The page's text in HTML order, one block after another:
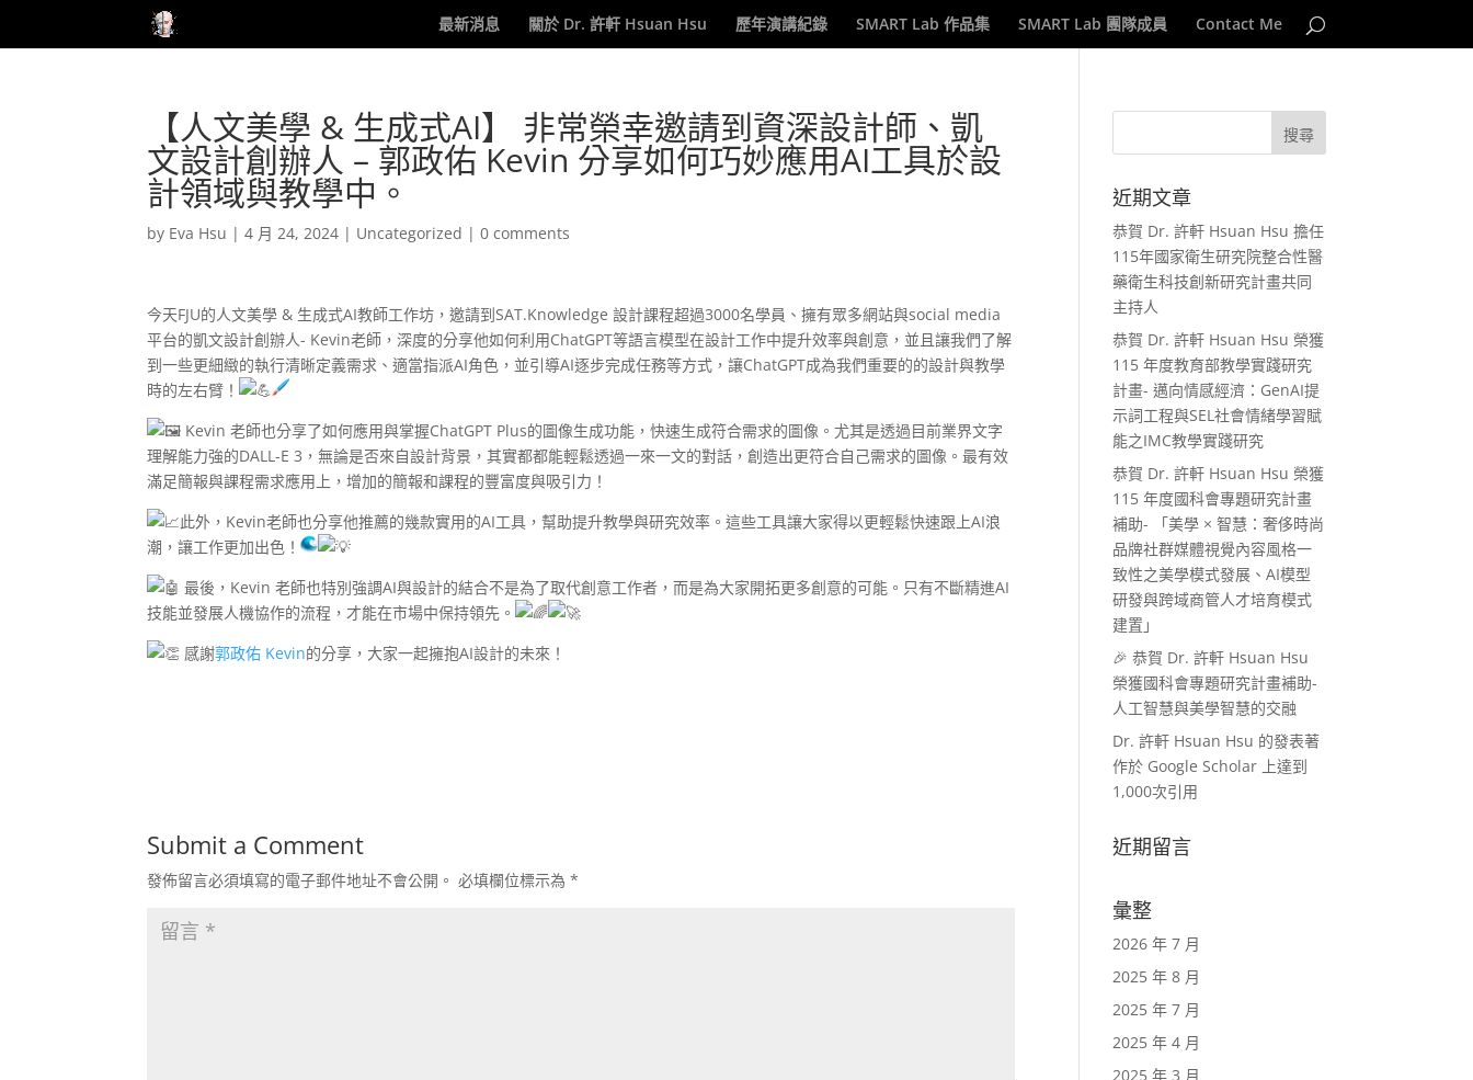
最新消息 關於 Dr. 許軒 Hsuan Hsu 歷年演講紀錄 SMART Lab 作品集 SMART Lab 團隊成員 Contact Me
【人文美學 & 生成式AI】 非常榮幸邀請到資深設計師、凱
文設計創辦人 – 郭政佑 Kevin 分享如何巧妙應用AI工具於設
計領域與教學中。
by Eva Hsu |4 月 24, 2024 | Uncategorized |0 comments
今天FJU的人文美學 & 生成式AI教師工作坊，邀請到SAT.Knowledge 設計課程超過3000名學員、擁有眾多網站與social media
平台的凱文設計創辦人- Kevin老師，深度的分享他如何利用ChatGPT等語言模型在設計工作中提升效率與創意，並且讓我們了解
到一些更細緻的執行清晰定義需求、適當指派AI角色，並引導AI逐步完成任務等方式，讓ChatGPT成為我們重要的的設計與教學
時的左右臂！
Kevin 老師也分享了如何應用與掌握ChatGPT Plus的圖像生成功能，快速生成符合需求的圖像。尤其是透過目前業界文字
理解能力強的DALL-E 3，無論是否來自設計背景，其實都都能輕鬆透過一來一文的對話，創造出更符合自己需求的圖像。最有效
滿足簡報與課程需求應用上，增加的簡報和課程的豐富度與吸引力！
此外，Kevin老師也分享他推薦的幾款實用的AI工具，幫助提升教學與研究效率。這些工具讓大家得以更輕鬆快速跟上AI浪
潮，讓工作更加出色！
最後，Kevin 老師也特別強調AI與設計的結合不是為了取代創意工作者，而是為大家開拓更多創意的可能。只有不斷精進AI
技能並發展人機協作的流程，才能在市場中保持領先。
感謝郭政佑 Kevin的分享，大家一起擁抱AI設計的未來！
Submit a Comment
發佈留言必須填寫的電子郵件地址不會公開。 必填欄位標示為*
近期文章
恭賀 Dr. 許軒 Hsuan Hsu 擔任
115年國家衛生研究院整合性醫
藥衛生科技創新研究計畫共同
主持人
恭賀 Dr. 許軒 Hsuan Hsu 榮獲
115 年度教育部教學實踐研究
計畫- 邁向情感經濟：GenAI提
示詞工程與SEL社會情緒學習賦
能之IMC教學實踐研究
恭賀 Dr. 許軒 Hsuan Hsu 榮獲
115 年度國科會專題研究計畫
補助- 「美學 × 智慧：奢侈時尚
品牌社群媒體視覺內容風格一
致性之美學模式發展、AI模型
研發與跨域商管人才培育模式
建置」
🎉 恭賀 Dr. 許軒 Hsuan Hsu
榮獲國科會專題研究計畫補助-
人工智慧與美學智慧的交融
Dr. 許軒 Hsuan Hsu 的發表著
作於 Google Scholar 上達到
1,000次引用
近期留言
彙整
2026 年 7 月
2025 年 8 月
2025 年 7 月
2025 年 4 月
2025 年 3 月